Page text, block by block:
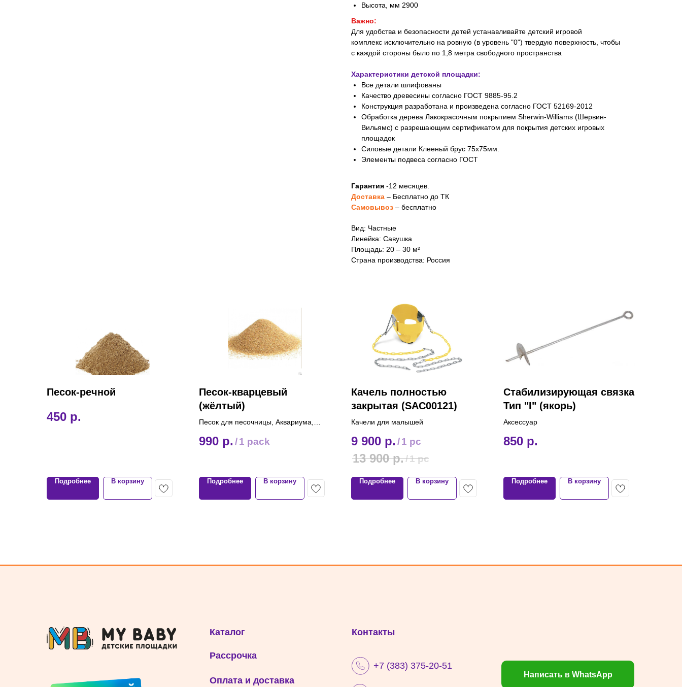
Высота, мм 2900
Важно:
Для удобства и безопасности детей устанавливайте детский игровой
комплекс исключительно на ровную (в уровень "0") твердую поверхность, чтобы
с каждой стороны было по 1,8 метра свободного пространства
Характеристики детской площадки:
Все детали шлифованы
Качество древесины согласно ГОСТ 9885-95.2
Конструкция разработана и произведена согласно ГОСТ 52169-2012
Обработка дерева Лакокрасочным покрытием Sherwin-Williams (Шервин-
Вильямс) с разрешающим сертификатом для покрытия детских игровых
площадок
Силовые детали Клееный брус 75х75мм.
Элементы подвеса согласно ГОСТ
Гарантия -12 месяцев.
Доставка – Бесплатно до ТК
Самовывоз – бесплатно
Вид: Частные
Линейка: Савушка
Площадь: 20 – 30 м²
Страна производства: Россия
Песок-речной
450 р.
Подробнее В корзину
Песок-кварцевый
(жёлтый)
Песок для песочницы, Аквариума,
990 р. /1 pack
Подробнее В корзину
Качель полностью
закрытая (SAC00121)
Качели для малышей
9 900 р. /1 pc
13 900 р./1 pc
Подробнее В корзину
Стабилизирующая связка
Тип "I" (якорь)
Аксессуар
850 р.
Подробнее В корзину
Каталог Контакты
+7 (383) 375-20-51
Рассрочка
Оплата и доставка
Написать в WhatsApp